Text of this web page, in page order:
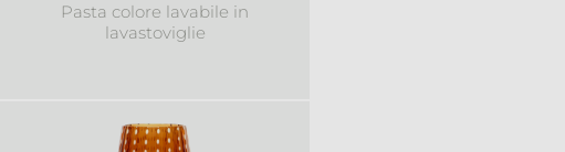
Pasta colore lavabile in
lavastoviglie